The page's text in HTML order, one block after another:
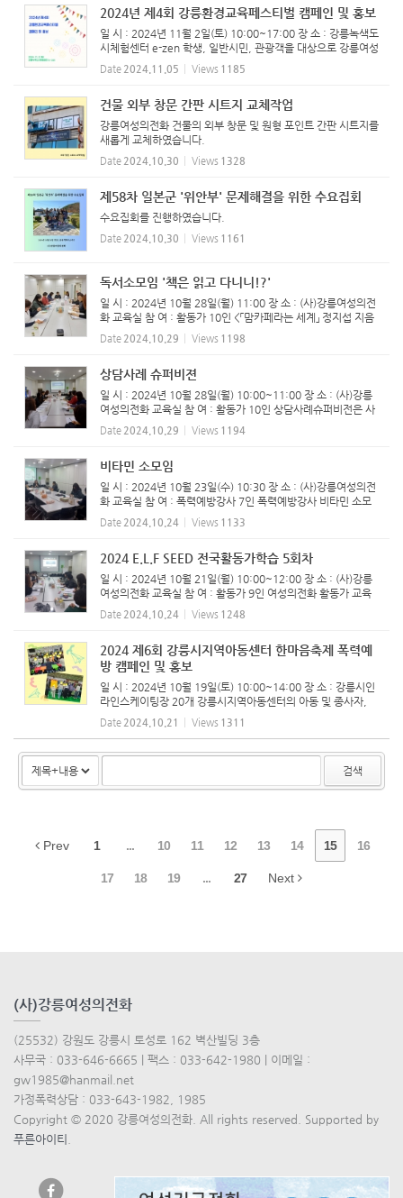
2024년 제4회 강릉환경교육페스티벌 캠페인 및 홍보
일 시 : 2024년 11월 2일(토) 10:00~17:00 장 소 : 강릉녹색도
시체험센터 e-zen 학생, 일반시민, 관광객을 대상으로 강릉여성
의전화는 '동물실험, 동물성 원료 그만!'의 슬로건을 담은 '나만
의 비건 향수 만들기' 체험부스를 운영하였습니다. ...
Date 2024.11.05 Views 1185
건물 외부 창문 간판 시트지 교체작업
강릉여성의전화 건물의 외부 창문 및 원형 포인트 간판 시트지를
새롭게 교체하였습니다.
Date 2024.10.30 Views 1328
제58차 일본군 '위안부' 문제해결을 위한 수요집회
수요집회를 진행하였습니다.
Date 2024.10.30 Views 1161
독서소모임 '책은 읽고 다니니!?'
일 시 : 2024년 10월 28일(월) 11:00 장 소 : (사)강릉여성의전
화 교육실 참 여 : 활동가 10인 <「맘카페라는 세계」 정지섭 지음
> 엄마들의 커뮤니티, 맘카페란 도대체 어떤 공간인가? 어쩌다
가 이 공동체는 그토록 혐오의 대상이 되었나? 엄마들이 ‘맘...
Date 2024.10.29 Views 1198
상담사례 슈퍼비젼
일 시 : 2024년 10월 28일(월) 10:00~11:00 장 소 : (사)강릉
여성의전화 교육실 참 여 : 활동가 10인 상담사례슈퍼비전은 사
례관리의 효율적 수행과 상담자의 역량강화를 위해 매월 진행하
고 있습니다.
Date 2024.10.29 Views 1194
비타민 소모임
일 시 : 2024년 10월 23일(수) 10:30 장 소 : (사)강릉여성의전
화 교육실 참 여 : 폭력예방강사 7인 ​폭력예방강사 비타민 소모
임 진행하였습니다.
Date 2024.10.24 Views 1133
2024 E.L.F SEED 전국활동가학습 5회차
일 시 : 2024년 10월 21일(월) 10:00~12:00 장 소 : (사)강릉
여성의전화 교육실 참 여 : 활동가 9인 여성의전화 활동가 교육
E.L.F SEED 5회차 교육을 진행하였습니다. 친밀한 관계 내 여
성폭력 입법 방향에 대해 함께 논의하는 시간이었습니다.
Date 2024.10.24 Views 1248
2024 제6회 강릉시지역아동센터 한마음축제 폭력예
방 캠페인 및 홍보
일 시 : 2024년 10월 19일(토) 10:00~14:00 장 소 : 강릉시인
라인스케이팅장 20개 강릉시지역아동센터의 아동 및 종사자,
보호자를 대상으로 강릉여성의전화 활동가들과 대학생 자원봉
사자들과 함께 폭력예방 부스 운영을 하였습니다. 홍보부스에서
Date 2024.10.21 Views 1311
검색
Prev 1 ... 10 11 12 13 14 15 16
17 18 19 ... 27 Next
(사)강릉여성의전화
(25532) 강원도 강릉시 토성로 162 벽산빌딩 3층
사무국 : 033-646-6665 | 팩스 : 033-642-1980 | 이메일 :
gw1985@hanmail.net
가정폭력상담 : 033-643-1982, 1985
Copyright © 2020 강릉여성의전화. All rights reserved. Supported by
푸른아이티